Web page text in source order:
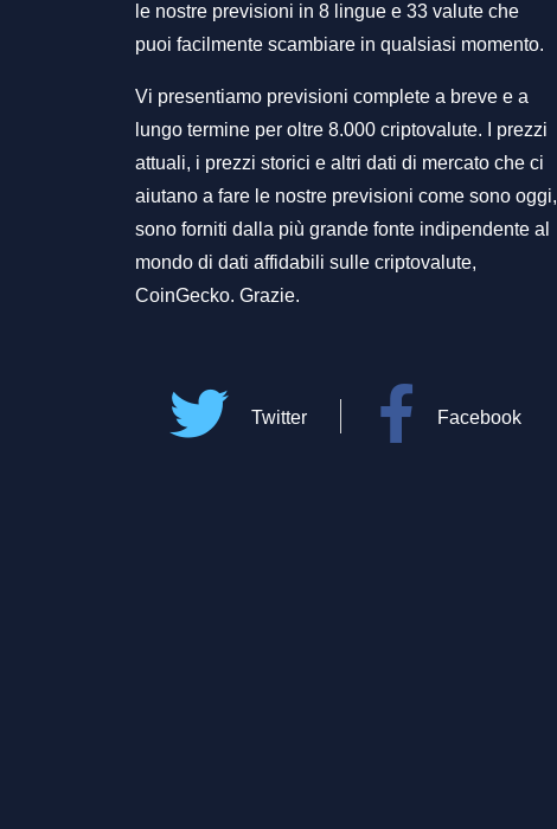
le nostre previsioni in 8 lingue e 33 valute che
puoi facilmente scambiare in qualsiasi momento.
Vi presentiamo previsioni complete a breve e a
lungo termine per oltre 8.000 criptovalute. I prezzi
attuali, i prezzi storici e altri dati di mercato che ci
aiutano a fare le nostre previsioni come sono oggi,
sono forniti dalla più grande fonte indipendente al
mondo di dati affidabili sulle criptovalute,
CoinGecko. Grazie.
Twitter Facebook